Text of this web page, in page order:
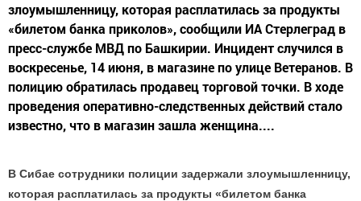
злоумышленницу, которая расплатилась за продукты
«билетом банка приколов», сообщили ИА Стерлеград в
пресс-службе МВД по Башкирии. Инцидент случился в
воскресенье, 14 июня, в магазине по улице Ветеранов. В
полицию обратилась продавец торговой точки. В ходе
проведения оперативно-следственных действий стало
известно, что в магазин зашла женщина....
В Сибае сотрудники полиции задержали злоумышленницу,
которая расплатилась за продукты «билетом банка